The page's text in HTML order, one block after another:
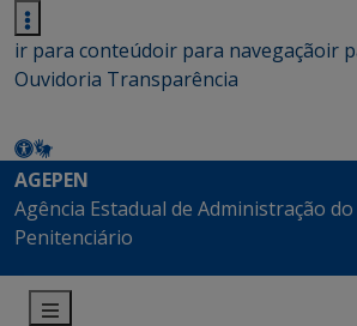
ir para conteúdoir para navegaçãoir
Ouvidoria Transparência
AGEPEN
Agência Estadual de Administração
Penitenciário